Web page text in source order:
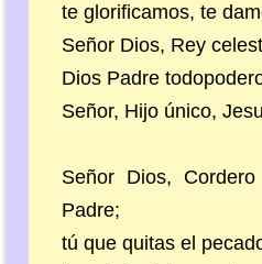
te glorificamos, te
Señor Dios, Rey
Dios Padre
Señor, Hijo único,
Señor Dios,
Padre;
tú que quitas el